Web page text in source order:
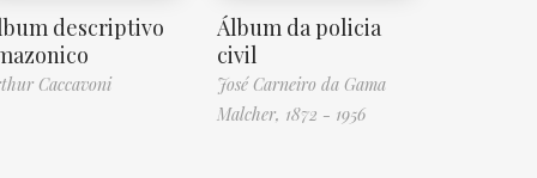
descriptivo
Caccavoni
Álbum da policia
civil
José Carneiro da Gama
Malcher, 1872 - 1956